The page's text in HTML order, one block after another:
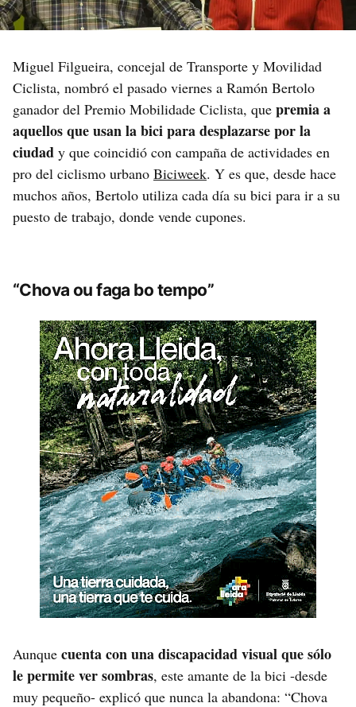
Miguel Filgueira, concejal de Transporte y Movilidad
Ciclista, nombró el pasado viernes a Ramón Bertolo
ganador del Premio Mobilidade Ciclista, que premia a
aquellos que usan la bici para desplazarse por la
ciudad y que coincidió con campaña de actividades en
pro del ciclismo urbano Biciweek. Y es que, desde hace
muchos años, Bertolo utiliza cada día su bici para ir a su
puesto de trabajo, donde vende cupones.
“Chova ou faga bo tempo”
Aunque cuenta con una discapacidad visual que sólo
le permite ver sombras, este amante de la bici -desde
muy pequeño- explicó que nunca la abandona: “Chova